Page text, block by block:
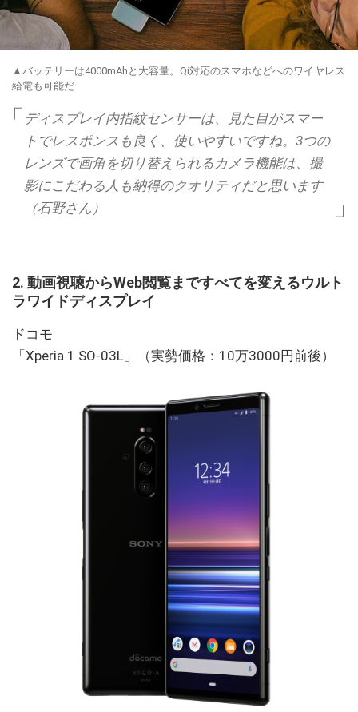
▲バッテリーは4000mAhと大容量。Qi対応のスマホなどへのワイヤレス
給電も可能だ
ディスプレイ内指紋センサーは、見た目がスマー
トでレスポンスも良く、使いやすいですね。3つの
レンズで画角を切り替えられるカメラ機能は、撮
影にこだわる人も納得のクオリティだと思います
（石野さん）
2. 動画視聴からWeb閲覧まですべてを変えるウルト
ラワイドディスプレイ
ドコモ
「Xperia 1 SO-03L」（実勢価格：10万3000円前後）